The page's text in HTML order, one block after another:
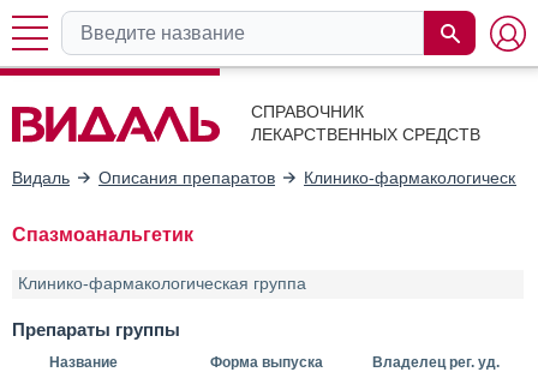
СПРАВОЧНИК
ЛЕКАРСТВЕННЫХ СРЕДСТВ
Видаль Описания препаратов Клинико-
Спазмоанальгетик
Клинико-фармакологическая группа
Препараты группы
Название Форма выпуска Владелец рег. уд.